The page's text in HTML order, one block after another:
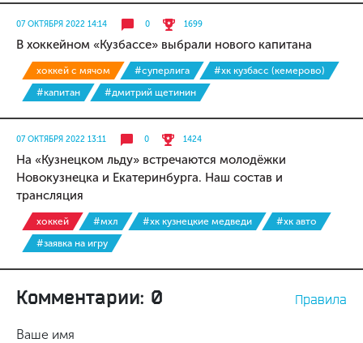
07 ОКТЯБРЯ 2022 14:14 0 1699
В хоккейном «Кузбассе» выбрали нового капитана
хоккей с мячом #суперлига
#хк кузбасс (кемерово)
#капитан
#дмитрий щетинин
07 ОКТЯБРЯ 2022 13:11 0 1424
На «Кузнецком льду» встречаются молодёжки
Новокузнецка и Екатеринбурга. Наш состав и
трансляция
хоккей #мхл #хк кузнецкие медведи
#хк авто
#заявка на игру
Комментарии: 0 Правила
Ваше имя